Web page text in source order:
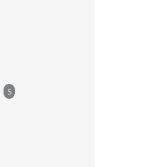
5